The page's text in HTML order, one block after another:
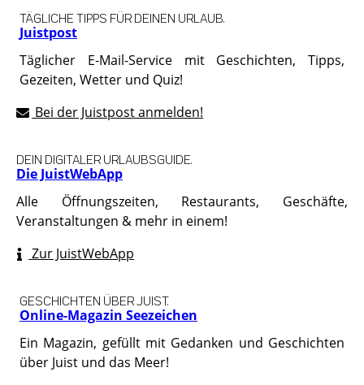
Juistpost
TÄGLICHE TIPPS FÜR DEINEN URLAUB.
Täglicher E-Mail-Service mit Geschichten, Tipps,
Gezeiten, Wetter und Quiz!
Bei der Juistpost anmelden!
Die JuistWebApp
DEIN DIGITALER URLAUBSGUIDE.
Alle Öffnungszeiten, Restaurants, Geschäfte,
Veranstaltungen & mehr in einem!
Zur JuistWebApp
Online-Magazin Seezeichen
GESCHICHTEN ÜBER JUIST.
Ein Magazin, gefüllt mit Gedanken und Geschichten
über Juist und das Meer!